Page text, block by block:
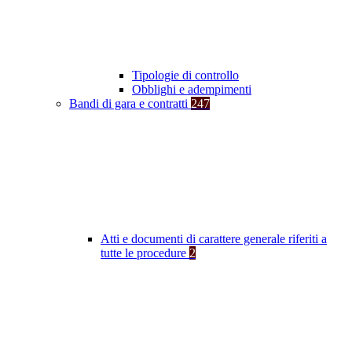
Tipologie di controllo
Obblighi e adempimenti
Bandi di gara e contratti 247
Atti e documenti di carattere generale riferiti a
tutte le procedure 2